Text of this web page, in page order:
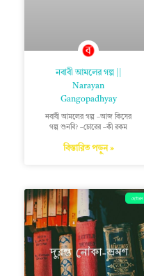
নবাবী আমলের গল্প ||
Narayan
Gangopadhyay
নবাবী আমলের গল্প –আজ কিসের
গল্প শুনবি? –চোরের –কী রকম
বিস্তারিত পড়ুন »
ছোটগল্প